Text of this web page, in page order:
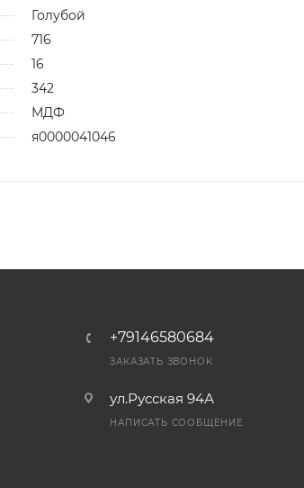
Голубой
716
16
342
МДФ
я0000041046
+79146580684
ЗАКАЗАТЬ ЗВОНОК
ул.Русская 94А
НАПИСАТЬ СООБЩЕНИЕ